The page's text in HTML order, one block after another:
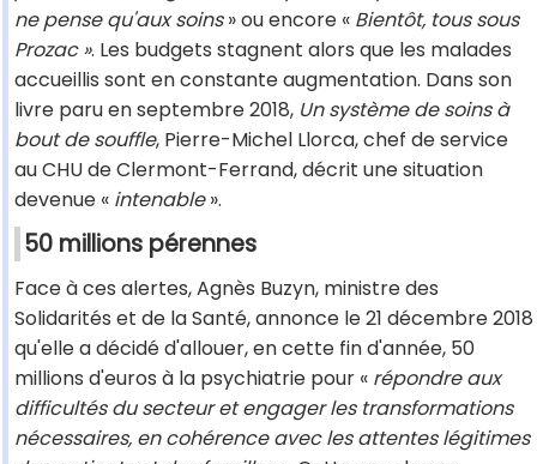
ne pense qu'aux soins» ou encore « Bientôt, tous sous
Prozac ». Les budgets stagnent alors que les malades
accueillis sont en constante augmentation. Dans son
livre paru en septembre 2018, Un système de soins à
bout de souffle, Pierre-Michel Llorca, chef de service
au CHU de Clermont-Ferrand, décrit une situation
devenue « intenable».
50 millions pérennes
Face à ces alertes, Agnès Buzyn, ministre des
Solidarités et de la Santé, annonce le 21 décembre 2018
qu'elle a décidé d'allouer, en cette fin d'année, 50
millions d'euros à la psychiatrie pour « répondre aux
difficultés du secteur et engager les transformations
nécessaires, en cohérence avec les attentes légitimes